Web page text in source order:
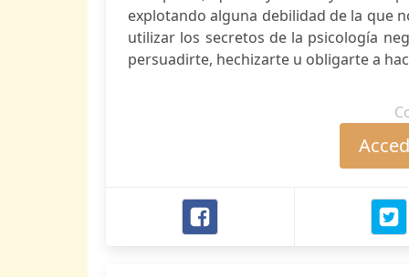
explotando alguna debilidad de la que
utilizar los secretos de la psicología
persuadirte, hechizarte u obligarte a